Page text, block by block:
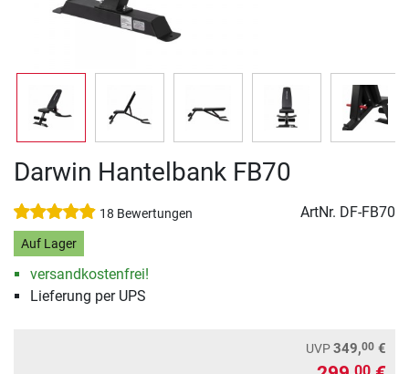
Darwin Hantelbank FB70
18 Bewertungen ArtNr. DF-FB70
Auf Lager
versandkostenfrei!
Lieferung per UPS
UVP349,00 €
00